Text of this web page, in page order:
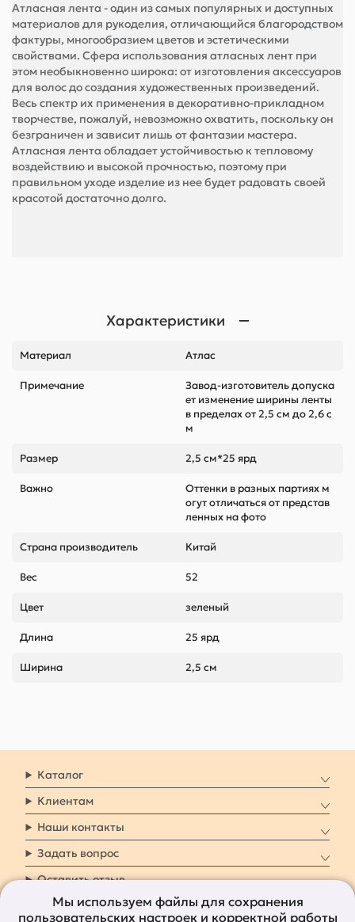
Атласная лента - один из самых популярных и доступных
материалов для рукоделия, отличающийся благородством
фактуры, многообразием цветов и эстетическими
свойствами. Сфера использования атласных лент при
этом необыкновенно широка: от изготовления аксессуаров
для волос до создания художественных произведений.
Весь спектр их применения в декоративно-прикладном
творчестве, пожалуй, невозможно охватить, поскольку он
безграничен и зависит лишь от фантазии мастера.
Атласная лента обладает устойчивостью к тепловому
воздействию и высокой прочностью, поэтому при
правильном уходе изделие из нее будет радовать своей
красотой достаточно долго.
Характеристики
Материал Атлас
Примечание
Завод-изготовитель допуска
ет изменение ширины ленты
в пределах от 2,5 см до 2,6 с
м
Размер 2,5 см*25 ярд
Важно
Оттенки в разных партиях м
огут отличаться от представ
ленных на фото
Страна производитель Китай
Вес 52
Цвет зеленый
Длина 25 ярд
Ширина 2,5 см
Каталог
Клиентам
Наши контакты
Задать вопрос
Оставить отзыв
Мы используем файлы для сохранения
пользовательских настроек и корректной работы